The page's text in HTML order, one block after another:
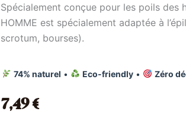
Spécialement conçue pour les poils des
HOMME est spécialement adaptée à
scrotum, bourses).
74% naturel • Eco-friendly• Zéro
7,49€